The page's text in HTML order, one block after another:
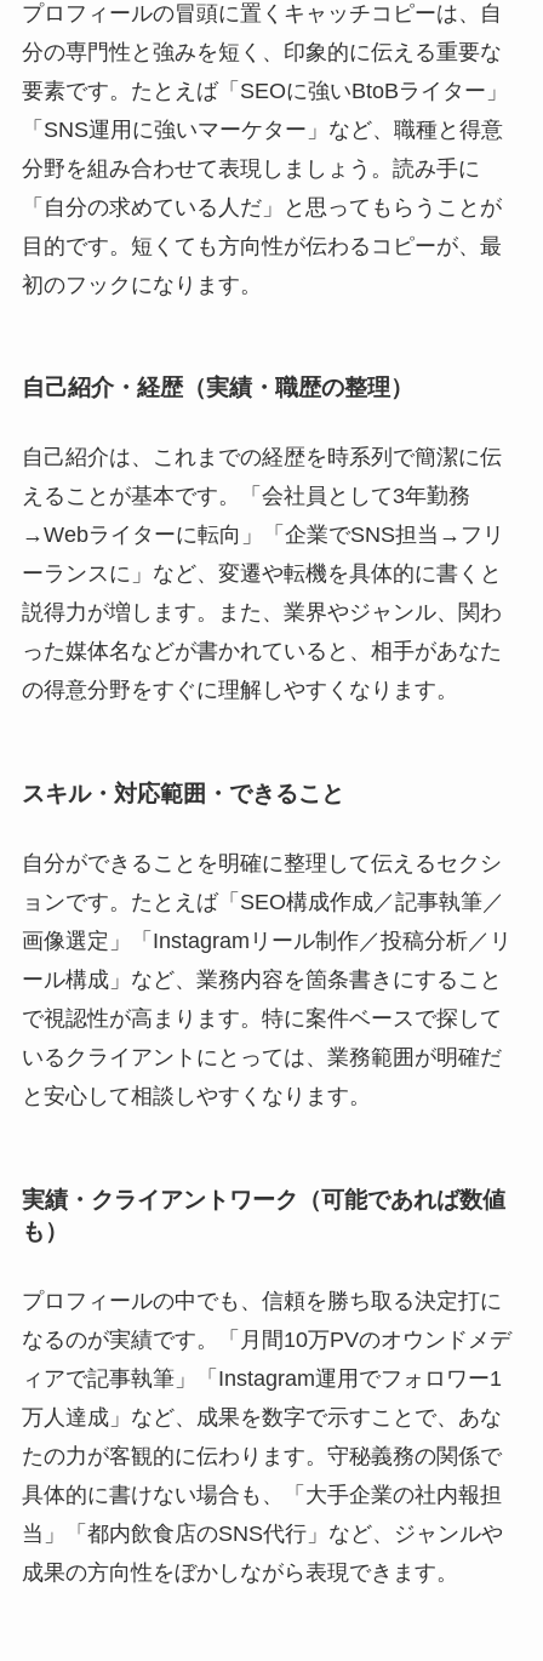
プロフィールの冒頭に置くキャッチコピーは、自
分の専門性と強みを短く、印象的に伝える重要な
要素です。たとえば「SEOに強いBtoBライター」
「SNS運用に強いマーケター」など、職種と得意
分野を組み合わせて表現しましょう。読み手に
「自分の求めている人だ」と思ってもらうことが
目的です。短くても方向性が伝わるコピーが、最
初のフックになります。
自己紹介・経歴（実績・職歴の整理）
自己紹介は、これまでの経歴を時系列で簡潔に伝
えることが基本です。「会社員として3年勤務
→Webライターに転向」「企業でSNS担当→フリ
ーランスに」など、変遷や転機を具体的に書くと
説得力が増します。また、業界やジャンル、関わ
った媒体名などが書かれていると、相手があなた
の得意分野をすぐに理解しやすくなります。
スキル・対応範囲・できること
自分ができることを明確に整理して伝えるセクシ
ョンです。たとえば「SEO構成作成／記事執筆／
画像選定」「Instagramリール制作／投稿分析／リ
ール構成」など、業務内容を箇条書きにすること
で視認性が高まります。特に案件ベースで探して
いるクライアントにとっては、業務範囲が明確だ
と安心して相談しやすくなります。
実績・クライアントワーク（可能であれば数値
も）
プロフィールの中でも、信頼を勝ち取る決定打に
なるのが実績です。「月間10万PVのオウンドメデ
ィアで記事執筆」「Instagram運用でフォロワー1
万人達成」など、成果を数字で示すことで、あな
たの力が客観的に伝わります。守秘義務の関係で
具体的に書けない場合も、「大手企業の社内報担
当」「都内飲食店のSNS代行」など、ジャンルや
成果の方向性をぼかしながら表現できます。